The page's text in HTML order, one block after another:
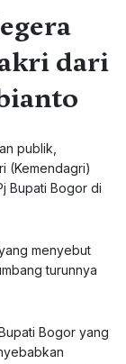
dari
publik,
(Kemendagri)
Bupati Bogor di
menyebut
turunnya
Bogor yang